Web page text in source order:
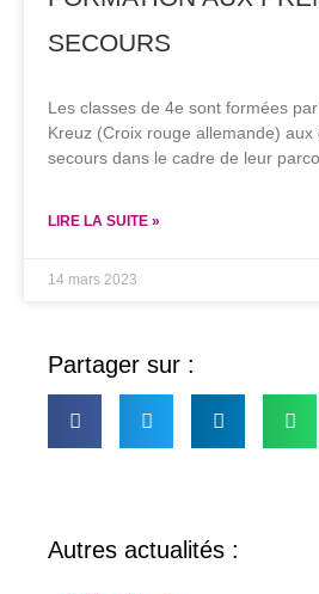
SECOURS
Les classes de 4e sont formées
Kreuz (Croix rouge allemande)
secours dans le cadre de leur
LIRE LA SUITE »
14 mars 2023
Partager sur :
Autres actualités :